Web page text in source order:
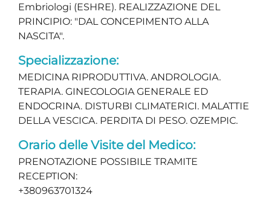
Embriologi (ESHRE). REALIZZAZIONE DEL
PRINCIPIO: "DAL CONCEPIMENTO ALLA
NASCITA".
Specializzazione:
MEDICINA RIPRODUTTIVA. ANDROLOGIA.
TERAPIA. GINECOLOGIA GENERALE ED
ENDOCRINA. DISTURBI CLIMATERICI. MALATTIE
DELLA VESCICA. PERDITA DI PESO. OZEMPIC.
Orario delle Visite del Medico:
PRENOTAZIONE POSSIBILE TRAMITE
RECEPTION:
+380963701324